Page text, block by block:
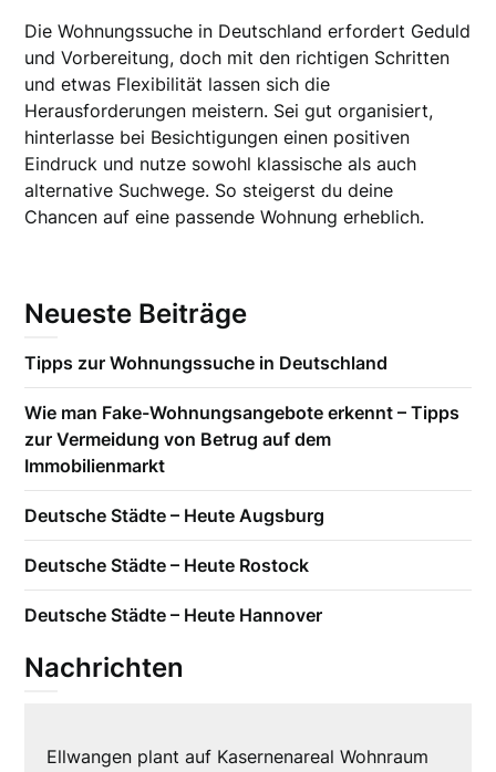
Die Wohnungssuche in Deutschland erfordert Geduld
und Vorbereitung, doch mit den richtigen Schritten
und etwas Flexibilität lassen sich die
Herausforderungen meistern. Sei gut organisiert,
hinterlasse bei Besichtigungen einen positiven
Eindruck und nutze sowohl klassische als auch
alternative Suchwege. So steigerst du deine
Chancen auf eine passende Wohnung erheblich.
Neueste Beiträge
Tipps zur Wohnungssuche in Deutschland
Wie man Fake-Wohnungsangebote erkennt – Tipps
zur Vermeidung von Betrug auf dem
Immobilienmarkt
Deutsche Städte – Heute Augsburg
Deutsche Städte – Heute Rostock
Deutsche Städte – Heute Hannover
Nachrichten
Ellwangen plant auf Kasernenareal Wohnraum